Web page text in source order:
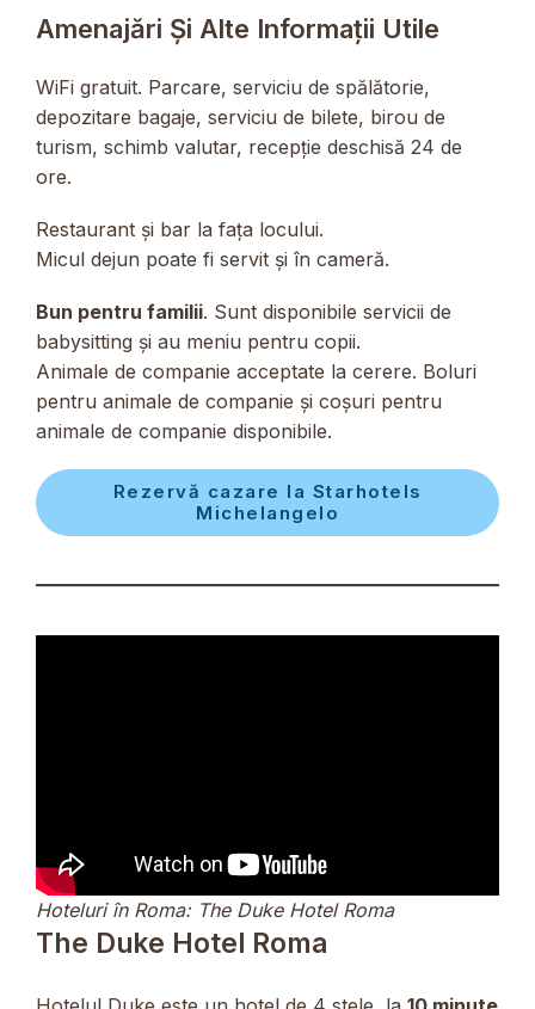
Amenajări Și Alte Informații Utile
WiFi gratuit. Parcare, serviciu de spălătorie,
depozitare bagaje, serviciu de bilete, birou de
turism, schimb valutar, recepție deschisă 24 de
ore.
Restaurant și bar la fața locului.
Micul dejun poate fi servit și în cameră.
Bun pentru familii. Sunt disponibile servicii de
babysitting și au meniu pentru copii.
Animale de companie acceptate la cerere. Boluri
pentru animale de companie și coșuri pentru
animale de companie disponibile.
Rezervă cazare la Starhotels
Michelangelo
Hoteluri în Roma: The Duke Hotel Roma
The Duke Hotel Roma